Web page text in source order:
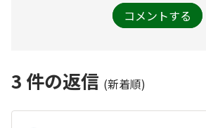
コメントする
3 件の返信 (新着順)